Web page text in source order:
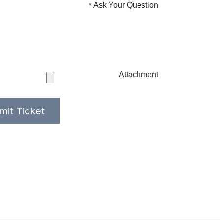
Ask Your Question
*
Attachment
Ticket